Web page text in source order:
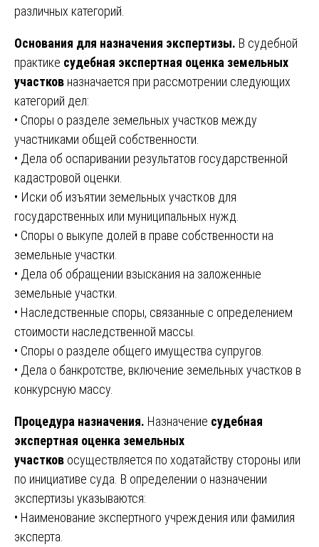
различных категорий.
Основания для назначения экспертизы. В судебной
практике судебная экспертная оценка земельных
участков назначается при рассмотрении следующих
категорий дел:
• Споры о разделе земельных участков между
участниками общей собственности.
• Дела об оспаривании результатов государственной
кадастровой оценки.
• Иски об изъятии земельных участков для
государственных или муниципальных нужд.
• Споры о выкупе долей в праве собственности на
земельные участки.
• Дела об обращении взыскания на заложенные
земельные участки.
• Наследственные споры, связанные с определением
стоимости наследственной массы.
• Споры о разделе общего имущества супругов.
• Дела о банкротстве, включение земельных участков в
конкурсную массу.
Процедура назначения. Назначение судебная
экспертная оценка земельных
участков осуществляется по ходатайству стороны или
по инициативе суда. В определении о назначении
экспертизы указываются:
• Наименование экспертного учреждения или фамилия
эксперта.